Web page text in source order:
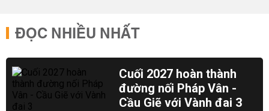
ĐỌC NHIỀU NHẤT
Cuối 2027 hoàn thành
đường nối Pháp Vân -
Cầu Giẽ với Vành đai 3